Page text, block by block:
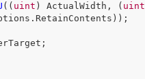
(( uint ) ActualWidth , ( uint
. RetainContents ));
;